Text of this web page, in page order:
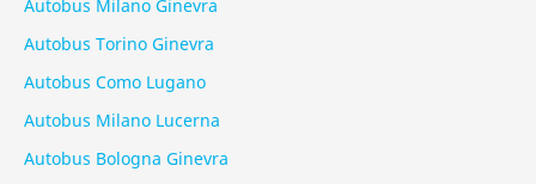
Autobus Milano Ginevra
Autobus Torino Ginevra
Autobus Como Lugano
Autobus Milano Lucerna
Autobus Bologna Ginevra